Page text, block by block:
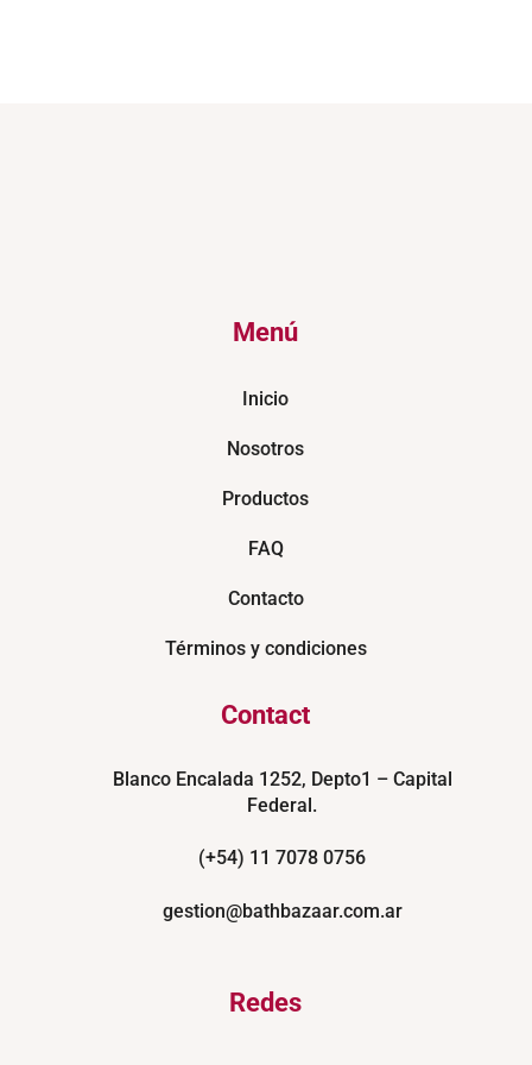
Menú
Inicio
Nosotros
Productos
FAQ
Contacto
Términos y condiciones
Contact
Blanco Encalada 1252, Depto1 – Capital
Federal.
(+54) 11 7078 0756
gestion@bathbazaar.com.ar
Redes